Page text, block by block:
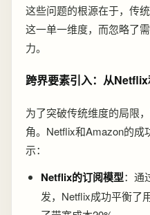
这些问题的根源在于，传
这一单一维度，而忽略了
力。
跨界要素引入：从
为了突破传统维度的局限
角。Netflix和Amazon的成
示：
Netflix的订阅模型：通
发，Netflix成功平衡了